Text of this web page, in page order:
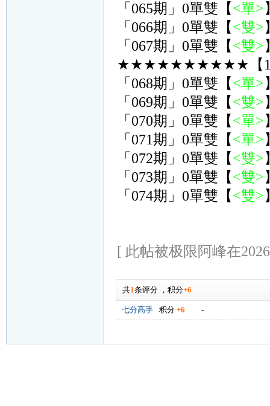
「065期」0單雙【<單>
「066期」0單雙【<雙>
「067期」0單雙【<雙>
★★★★★★★★★★【
「068期」0單雙【<單>
「069期」0單雙【<雙>
「070期」0單雙【<單>
「071期」0單雙【<單>
「072期」0單雙【<雙>
「073期」0單雙【<雙>
「074期」0單雙【<雙>
[ 此帖被极限阿峰在
共1条评分， 积分+6
七分高手 积分 +6 -